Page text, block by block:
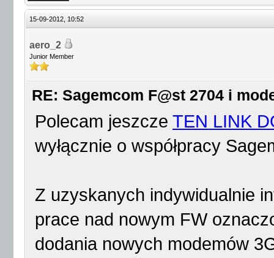
15-09-2012, 10:52
aero_2
Junior Member
RE: Sagemcom F@st 2704 i
Polecam jeszcze TEN LINK
wyłącznie o współpracy
Z uzyskanych indywidualnie
prace nad nowym FW
dodania nowych modemów